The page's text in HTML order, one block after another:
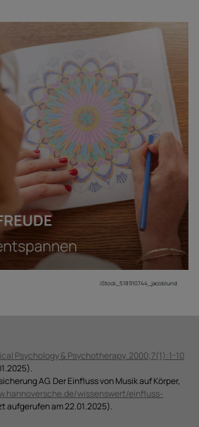
iStock_518910744_jacoblund
Psychology & Psychotherapy. 2000;7(1):1-10
AG. Der Einfluss von Musik auf Körper,
wissenswert/einfluss-
aufgerufen am 22.01.2025).